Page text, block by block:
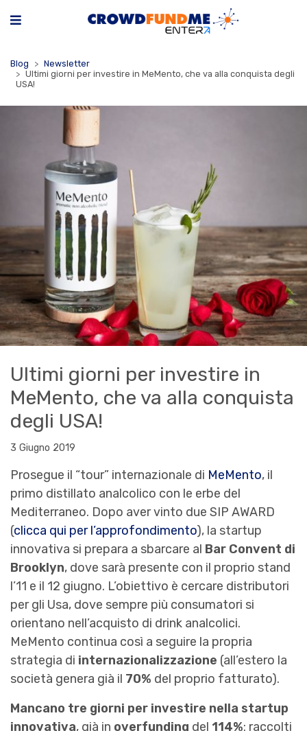
Blog
Newsletter
Ultimi giorni per investire in MeMento, che va alla conquista degli
USA!
Ultimi giorni per investire in
MeMento, che va alla conquista
degli USA!
3 Giugno 2019
Prosegue il “tour” internazionale di MeMento, il
primo distillato analcolico con le erbe del
Mediterraneo. Dopo aver vinto due SIP AWARD
(clicca qui per l’approfondimento), la startup
innovativa si prepara a sbarcare al Bar Convent di
Brooklyn, dove sarà presente con il proprio stand
l’11 e il 12 giugno. L’obiettivo è cercare distributori
per gli Usa, dove sempre più consumatori si
orientano nell’acquisto di drink analcolici.
MeMento continua così a seguire la propria
strategia di internazionalizzazione (all’estero la
società genera già il 70% del proprio fatturato).
Mancano tre giorni per investire nella startup
innovativa, già in overfunding del 114%: raccolti